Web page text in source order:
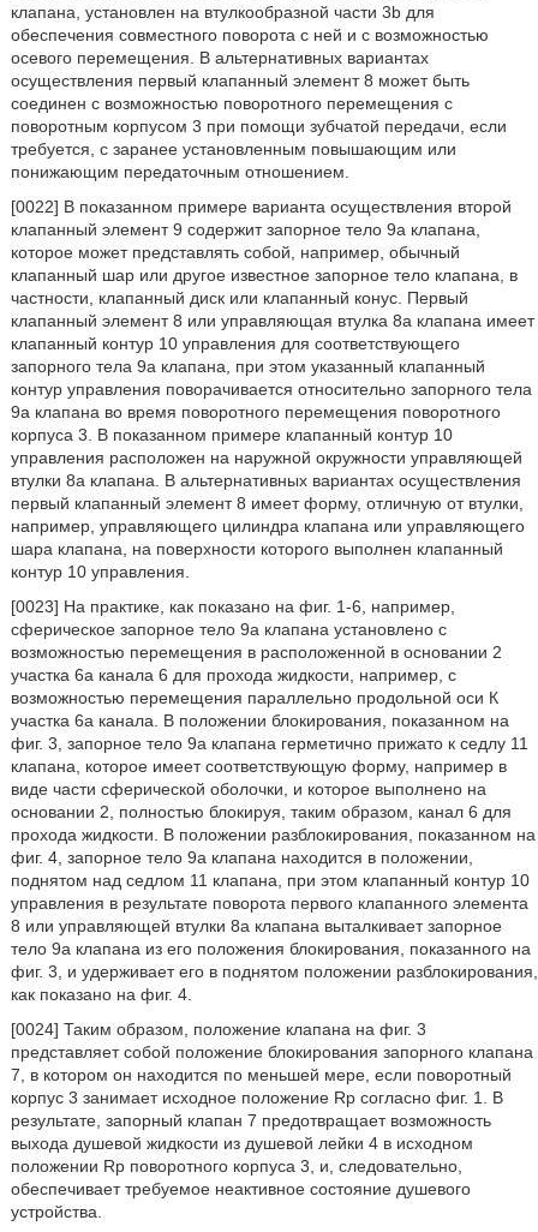
клапана, установлен на втулкообразной части 3b для
обеспечения совместного поворота с ней и с возможностью
осевого перемещения. В альтернативных вариантах
осуществления первый клапанный элемент 8 может быть
соединен с возможностью поворотного перемещения с
поворотным корпусом 3 при помощи зубчатой передачи, если
требуется, с заранее установленным повышающим или
понижающим передаточным отношением.
[0022] В показанном примере варианта осуществления второй
клапанный элемент 9 содержит запорное тело 9а клапана,
которое может представлять собой, например, обычный
клапанный шар или другое известное запорное тело клапана, в
частности, клапанный диск или клапанный конус. Первый
клапанный элемент 8 или управляющая втулка 8а клапана имеет
клапанный контур 10 управления для соответствующего
запорного тела 9а клапана, при этом указанный клапанный
контур управления поворачивается относительно запорного тела
9а клапана во время поворотного перемещения поворотного
корпуса 3. В показанном примере клапанный контур 10
управления расположен на наружной окружности управляющей
втулки 8а клапана. В альтернативных вариантах осуществления
первый клапанный элемент 8 имеет форму, отличную от втулки,
например, управляющего цилиндра клапана или управляющего
шара клапана, на поверхности которого выполнен клапанный
контур 10 управления.
[0023] На практике, как показано на фиг. 1-6, например,
сферическое запорное тело 9а клапана установлено с
возможностью перемещения в расположенной в основании 2
участка 6а канала 6 для прохода жидкости, например, с
возможностью перемещения параллельно продольной оси К
участка 6а канала. В положении блокирования, показанном на
фиг. 3, запорное тело 9а клапана герметично прижато к седлу 11
клапана, которое имеет соответствующую форму, например в
виде части сферической оболочки, и которое выполнено на
основании 2, полностью блокируя, таким образом, канал 6 для
прохода жидкости. В положении разблокирования, показанном на
фиг. 4, запорное тело 9а клапана находится в положении,
поднятом над седлом 11 клапана, при этом клапанный контур 10
управления в результате поворота первого клапанного элемента
8 или управляющей втулки 8а клапана выталкивает запорное
тело 9а клапана из его положения блокирования, показанного на
фиг. 3, и удерживает его в поднятом положении разблокирования,
как показано на фиг. 4.
[0024] Таким образом, положение клапана на фиг. 3
представляет собой положение блокирования запорного клапана
7, в котором он находится по меньшей мере, если поворотный
корпус 3 занимает исходное положение Rp согласно фиг. 1. В
результате, запорный клапан 7 предотвращает возможность
выхода душевой жидкости из душевой лейки 4 в исходном
положении Rp поворотного корпуса 3, и, следовательно,
обеспечивает требуемое неактивное состояние душевого
устройства.